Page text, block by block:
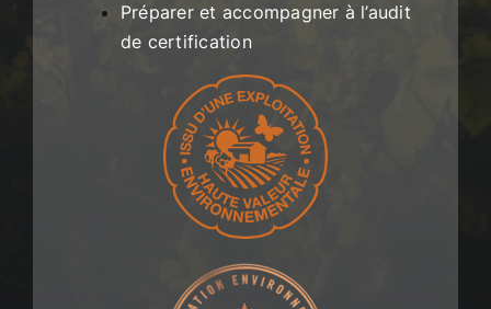
Préparer et accompagner à l’audit
de certification